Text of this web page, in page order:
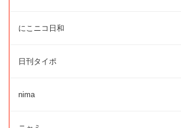
にこニコ日和
日刊タイポ
nima